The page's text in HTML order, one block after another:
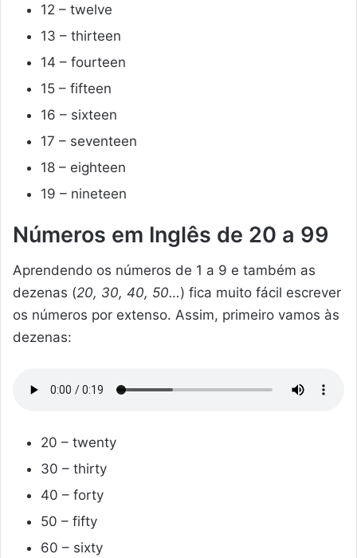
12 – twelve
13 – thirteen
14 – fourteen
15 – fifteen
16 – sixteen
17 – seventeen
18 – eighteen
19 – nineteen
Números em Inglês de 20 a 99
Aprendendo os números de 1 a 9 e também as
dezenas (20, 30, 40, 50…) fica muito fácil escrever
os números por extenso. Assim, primeiro vamos às
dezenas:
20 – twenty
30 – thirty
40 – forty
50 – fifty
60 – sixty